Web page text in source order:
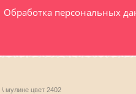
Обработка персональных
\ мулине цвет 2402